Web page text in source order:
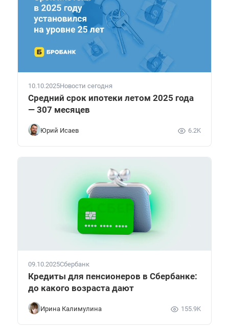
10.10.2025Новости сегодня
Средний срок ипотеки летом 2025 года
— 307 месяцев
Юрий Исаев 6.2K
09.10.2025Сбербанк
Кредиты для пенсионеров в Сбербанке:
до какого возраста дают
Ирина Калимулина 155.9K